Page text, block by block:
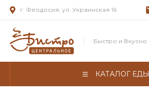
г. Феодосия, ул. Украинская 16
Быстро и Вкусно
КАТАЛОГ ЕДЫ